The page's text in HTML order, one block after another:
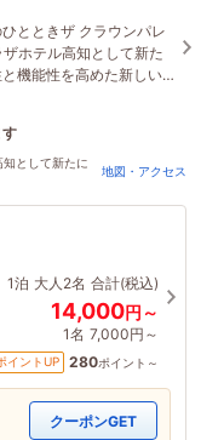
とときザ クラウンパレ
ホテル高知として新た
機能性を高めた新しい
とときをご提供いたし
として新たに
地図・アクセス
1泊 大人2名 合計(税込)
14,000円～
1名 7,000円～
イントUP 280ポイント～
クーポンGET